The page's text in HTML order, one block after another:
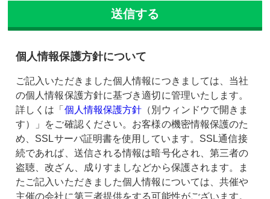
個人情報保護方針について
ご記入いただきました個人情報につきましては、当社
の個人情報保護方針に基づき適切に管理いたします。
詳しくは「 個人情報保護方針 （別ウィンドウで開きま
す）」をご確認ください。お客様の機密情報保護のた
め、SSLサーバ証明書を使用しています。SSL通信接
続であれば、送信される情報は暗号化され、第三者の
盗聴、改ざん、成りすましなどから保護されます。ま
たご記入いただきました個人情報については、共催や
主催の会社に第三者提供をする可能性がございます。